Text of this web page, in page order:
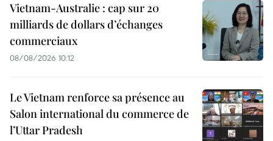
Vietnam-Australie : cap sur 20
milliards de dollars d’échanges
commerciaux
08/08/2026 10:12
Le Vietnam renforce sa présence au
Salon international du commerce de
l’Uttar Pradesh